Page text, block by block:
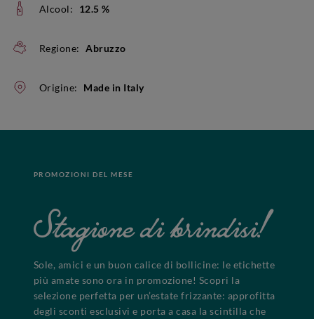
Alcool: 12.5 %
Regione: Abruzzo
Origine: Made in Italy
PROMOZIONI DEL MESE
Stagione di brindisi!
Sole, amici e un buon calice di bollicine: le etichette
più amate sono ora in promozione! Scopri la
selezione perfetta per un’estate frizzante: approfitta
degli sconti esclusivi e porta a casa la scintilla che